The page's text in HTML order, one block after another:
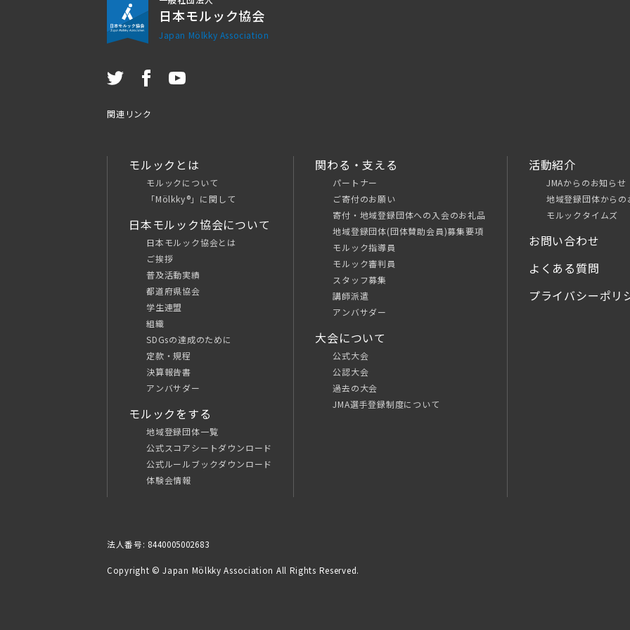
日本モルック協会
Japan Mölkky Association
関連リンク
モルックとは
モルックについて
「Mölkky®」に関して
日本モルック協会について
日本モルック協会とは
ご挨拶
普及活動実績
都道府県協会
学生連盟
組織
SDGsの達成のために
定款・規程
決算報告書
アンバサダー
モルックをする
地域登録団体一覧
公式スコアシートダウンロード
公式ルールブックダウンロード
体験会情報
関わる・支える
パートナー
ご寄付のお願い
寄付・地域登録団体への入会のお礼品
地域登録団体(団体賛助会員)募集要項
モルック指導員
モルック審判員
スタッフ募集
講師派遣
アンバサダー
大会について
公式大会
公認大会
過去の大会
JMA選手登録制度について
活動紹介
JMAからのお知らせ
地域登録団体からの
モルックタイムズ
お問い合わせ
よくある質問
プライバシーポリ
法人番号: 8440005002683
Copyright © Japan Mölkky Association All Rights Reserved.